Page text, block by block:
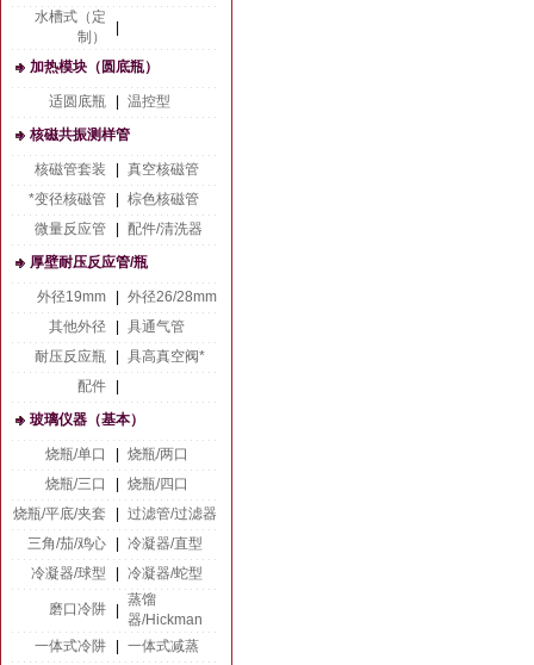
水槽式（定
制）
加热模块（圆底瓶）
适圆底瓶
温控型
核磁共振测样管
核磁管套装
真空核磁管
*变径核磁管
棕色核磁管
微量反应管
配件/清洗器
厚壁耐压反应管/瓶
外径19mm
外径26/28mm
其他外径
具通气管
耐压反应瓶
具高真空阀*
配件
玻璃仪器（基本）
烧瓶/单口
烧瓶/两口
烧瓶/三口
烧瓶/四口
烧瓶/平底/夹套
过滤管/过滤器
三角/茄/鸡心
冷凝器/直型
冷凝器/球型
冷凝器/蛇型
磨口冷阱
蒸馏
器/Hickman
一体式冷阱
一体式减蒸